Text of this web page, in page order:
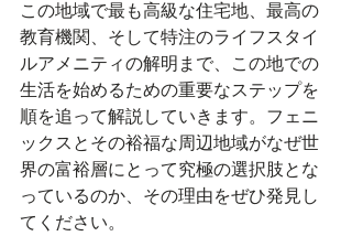
この地域で最も高級な住宅地、最高の
教育機関、そして特注のライフスタイ
ルアメニティの解明まで、この地での
生活を始めるための重要なステップを
順を追って解説していきます。フェニ
ックスとその裕福な周辺地域がなぜ世
界の富裕層にとって究極の選択肢とな
っているのか、その理由をぜひ発見し
てください。